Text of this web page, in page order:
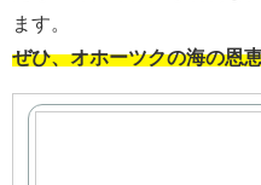
ます。
ぜひ、オホーツクの海の恩